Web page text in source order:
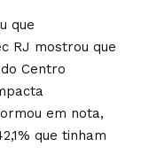
que
RJ mostrou que
Centro
em nota,
que tinham